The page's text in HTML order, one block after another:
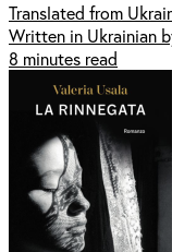
Translated from
Written in Ukrainian
8 minutes read